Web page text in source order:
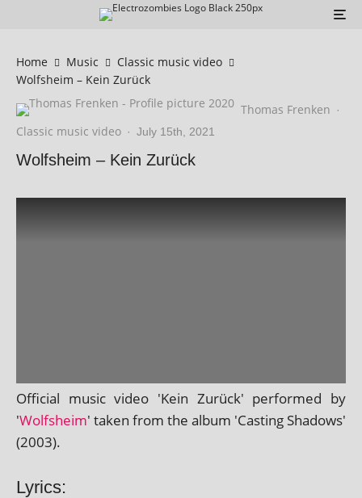
Home Music
Classic music video
Wolfsheim – Kein Zurück
Thomas Frenken ·
Classic music video · July 15th, 2021
Wolfsheim – Kein Zurück
Official music video 'Kein Zurück' per­formed by
'Wolfsheim' taken from the album 'Casting Shadows'
(2003).
Lyrics: